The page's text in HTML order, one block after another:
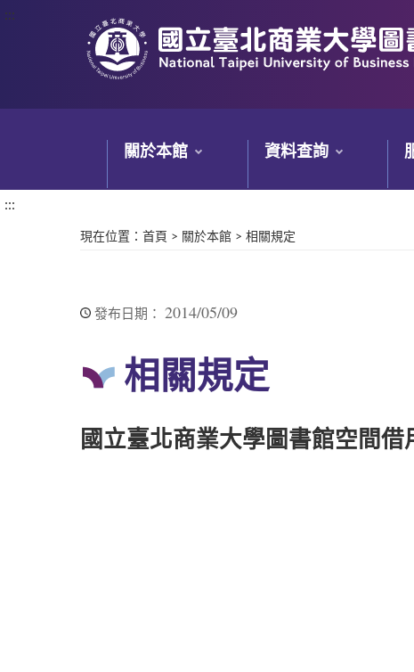
:::
:::
關於本館 資料查詢
:::
現在位置 ： 首頁 > 關於本館 > 相關規定
發布日期： 2014/05/09
相關規定
國立臺北商業大學圖書館空間借